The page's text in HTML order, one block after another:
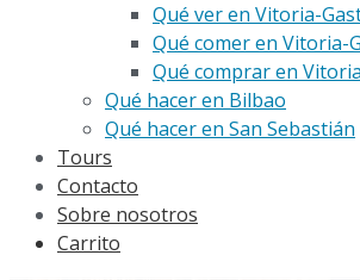
Qué ver en Vitoria-
Qué comer en Vitoria-
Qué comprar en
Qué hacer en Bilbao
Qué hacer en San Sebastián
Tours
Contacto
Sobre nosotros
Carrito